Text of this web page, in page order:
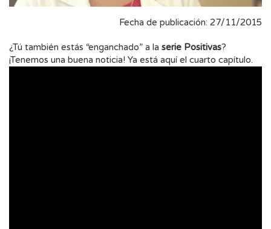
Fecha de publicación: 27/11/2015
¿Tú también estás “enganchado” a la serie Positivas?
¡Tenemos una buena noticia! Ya está aquí el cuarto capítulo.